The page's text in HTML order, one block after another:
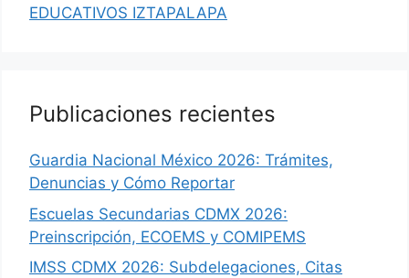
EDUCATIVOS IZTAPALAPA
Publicaciones recientes
Guardia Nacional México 2026: Trámites,
Denuncias y Cómo Reportar
Escuelas Secundarias CDMX 2026:
Preinscripción, ECOEMS y COMIPEMS
IMSS CDMX 2026: Subdelegaciones, Citas